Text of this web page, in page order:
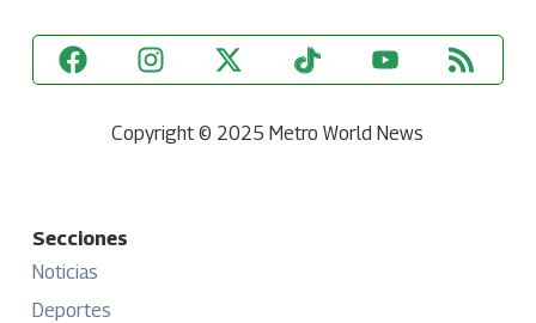
Copyright © 2025 Metro World News
Secciones
Noticias
Deportes